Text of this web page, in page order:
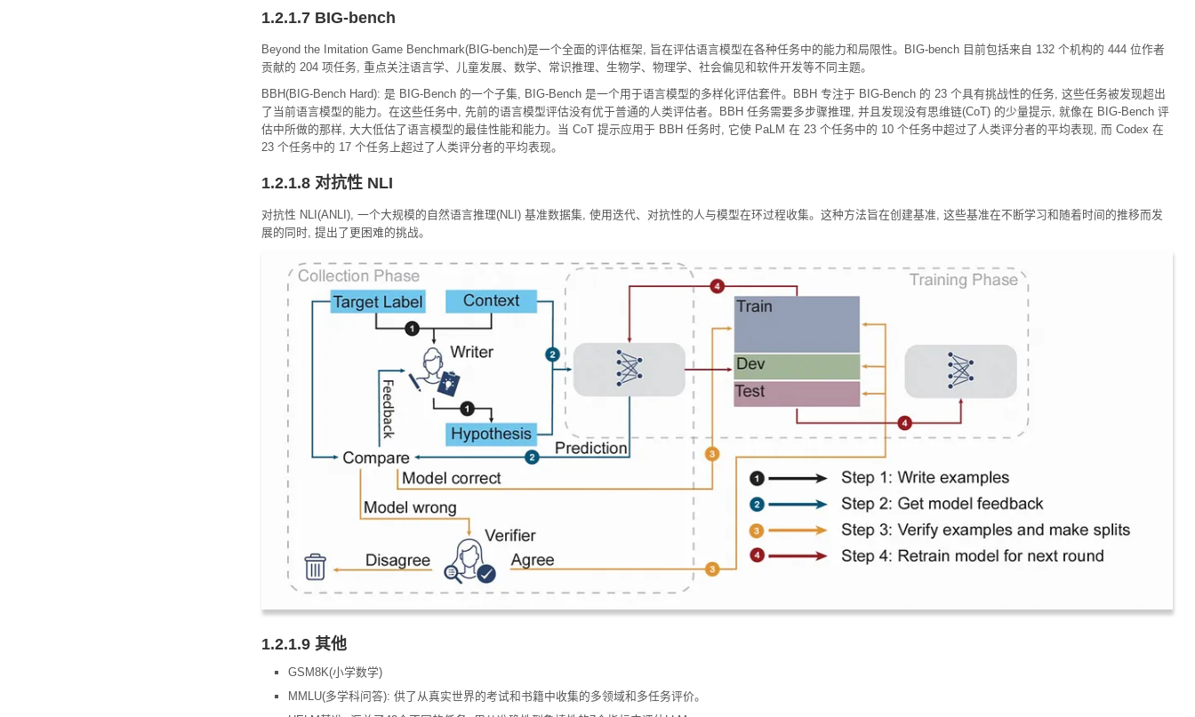
1.2.1.7 BIG-bench
Beyond the Imitation Game Benchmark(BIG-bench)是一个全面的评估框架, 旨在评估语言模型在各种任务中的能力和局限性。BIG-bench 目前包括来自 132 个机构的 444 位作者
贡献的 204 项任务, 重点关注语言学、儿童发展、数学、常识推理、生物学、物理学、社会偏见和软件开发等不同主题。
BBH(BIG-Bench Hard): 是 BIG-Bench 的一个子集, BIG-Bench 是一个用于语言模型的多样化评估套件。BBH 专注于 BIG-Bench 的 23 个具有挑战性的任务, 这些任务被发现超出
了当前语言模型的能力。在这些任务中, 先前的语言模型评估没有优于普通的人类评估者。BBH 任务需要多步骤推理, 并且发现没有思维链(CoT) 的少量提示, 就像在 BIG-Bench 评
估中所做的那样, 大大低估了语言模型的最佳性能和能力。当 CoT 提示应用于 BBH 任务时, 它使 PaLM 在 23 个任务中的 10 个任务中超过了人类评分者的平均表现, 而 Codex 在
23 个任务中的 17 个任务上超过了人类评分者的平均表现。
1.2.1.8 对抗性 NLI
对抗性 NLI(ANLI), 一个大规模的自然语言推理(NLI) 基准数据集, 使用迭代、对抗性的人与模型在环过程收集。这种方法旨在创建基准, 这些基准在不断学习和随着时间的推移而发
展的同时, 提出了更困难的挑战。
1.2.1.9 其他
GSM8K(小学数学)
MMLU(多学科问答): 供了从真实世界的考试和书籍中收集的多领域和多任务评价。